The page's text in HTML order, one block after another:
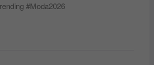
#Moda2026